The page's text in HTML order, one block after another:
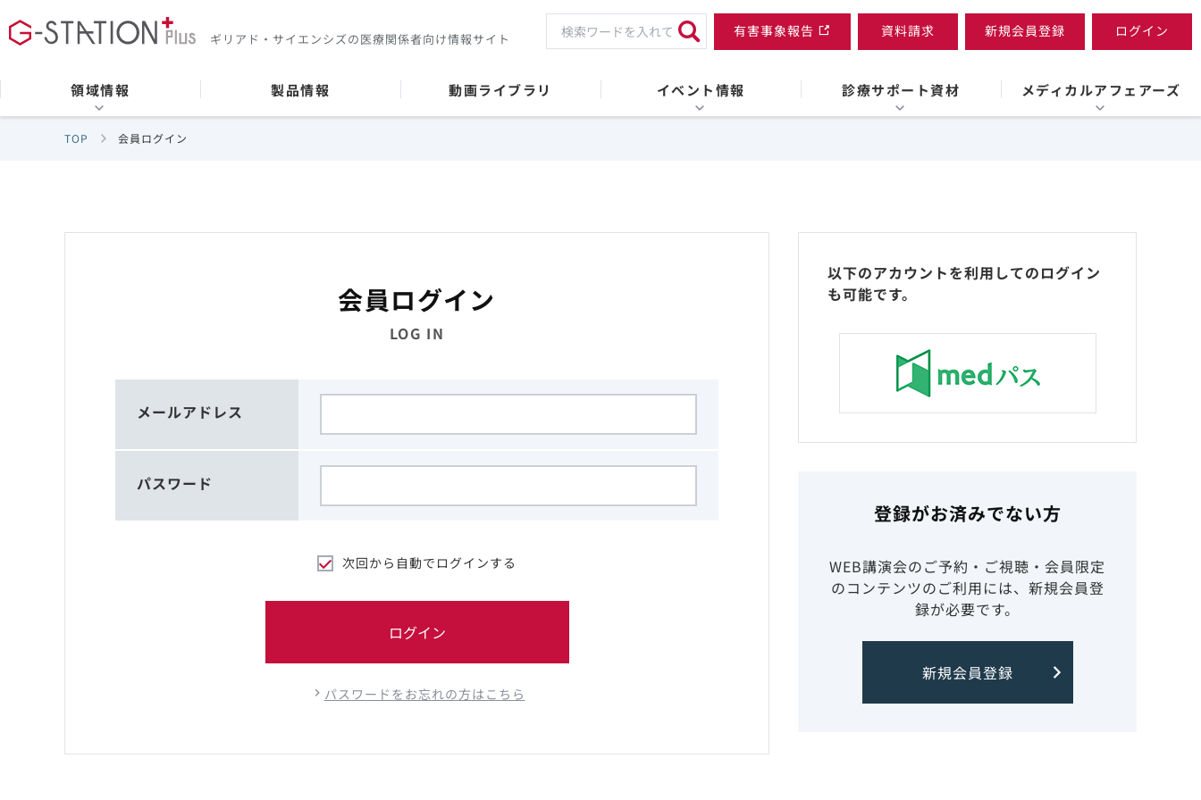
ギリアド・サイエンシズの医療関係者向け情報サイト 有害事象報告 資料請求 新規会員登録 ログイン
領域情報 製品情報 動画ライブラリ イベント情報 診療サポート資材 メディカルアフェアーズ
TOP 会員ログイン
会員ログイン
LOG IN
メールアドレス
パスワード
次回から自動でログインする
ログイン
パスワードをお忘れの方はこちら
以下のアカウントを利用してのログイン
も可能です。
登録がお済みでない方
WEB講演会のご予約・ご視聴・会員限定
のコンテンツのご利用には、新規会員登
録が必要です。
新規会員登録